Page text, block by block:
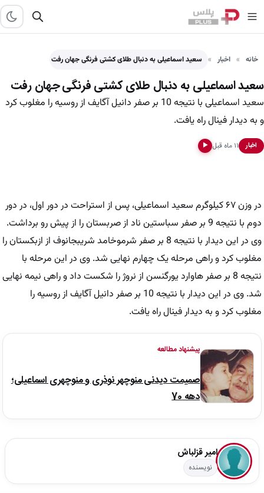
خانه اخبار سعید اسماعیلی به دنبال طلای کشتی فرنگی جهان رفت
سعید اسماعیلی به دنبال طلای کشتی فرنگی جهان رفت
​سعید اسماعیلی با نتیجه 10 بر صفر دانیل آگایف از روسیه را مغلوب کرد
و به دیدار فینال راه یافت.
اخبار ۱۱ ماه قبل ▶
در وزن ۶۷ کیلوگرم سعید اسماعیلی، پس از استراحت در دور اول، در دور
دوم با نتیجه 9 بر صفر سباستین ناد از صربستان را از پیش رو برداشت.
وی در این دیدار با نتیجه 8 بر صفر شرموخامد شریبجانوف از ازبکستان را
مغلوب کرد و راهی مرحله یک چهارم نهایی شد. وی در این مرحله با
نتیجه 8 بر صفر هاوارد یورگنسن از نروژ را شکست داد و راهی نیمه نهایی
شد. وی در این دیدار با نتیجه 10 بر صفر دانیل آگایف از روسیه را
مغلوب کرد و به دیدار فینال راه یافت.
پیشنهاد مطالعه
صمیمت دیدنی منوچهر نوذری و منوچهری اسماعیلی؛
دهه 70
امیر قزلباش
نویسنده